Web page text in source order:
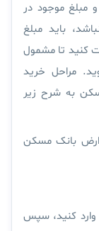
مبلغ موجود در
باید مبلغ
کنید تا مشمول
مراحل خرید
به شرح زیر
بانک مسکن
وارد کنید، سپس